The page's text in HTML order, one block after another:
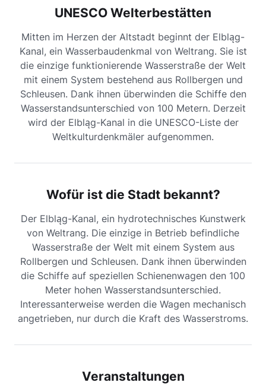
UNESCO Welterbestätten
Mitten im Herzen der Altstadt beginnt der Elbląg-
Kanal, ein Wasserbaudenkmal von Weltrang. Sie ist
die einzige funktionierende Wasserstraße der Welt
mit einem System bestehend aus Rollbergen und
Schleusen. Dank ihnen überwinden die Schiffe den
Wasserstandsunterschied von 100 Metern. Derzeit
wird der Elbląg-Kanal in die UNESCO-Liste der
Weltkulturdenkmäler aufgenommen.
Wofür ist die Stadt bekannt?
Der Elbląg-Kanal, ein hydrotechnisches Kunstwerk
von Weltrang. Die einzige in Betrieb befindliche
Wasserstraße der Welt mit einem System aus
Rollbergen und Schleusen. Dank ihnen überwinden
die Schiffe auf speziellen Schienenwagen den 100
Meter hohen Wasserstandsunterschied.
Interessanterweise werden die Wagen mechanisch
angetrieben, nur durch die Kraft des Wasserstroms.
Veranstaltungen